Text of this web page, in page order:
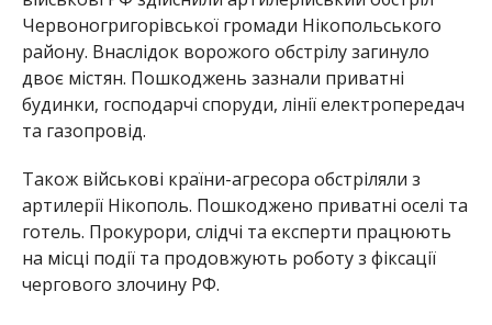
Червоногригорівської громади Нікопольського
району. Внаслідок ворожого обстрілу загинуло
двоє містян. Пошкоджень зазнали приватні
будинки, господарчі споруди, лінії електропередач
та газопровід.
Також військові країни-агресора обстріляли з
артилерії Нікополь. Пошкоджено приватні оселі та
готель. Прокурори, слідчі та експерти працюють
на місці події та продовжують роботу з фіксації
чергового злочину РФ.